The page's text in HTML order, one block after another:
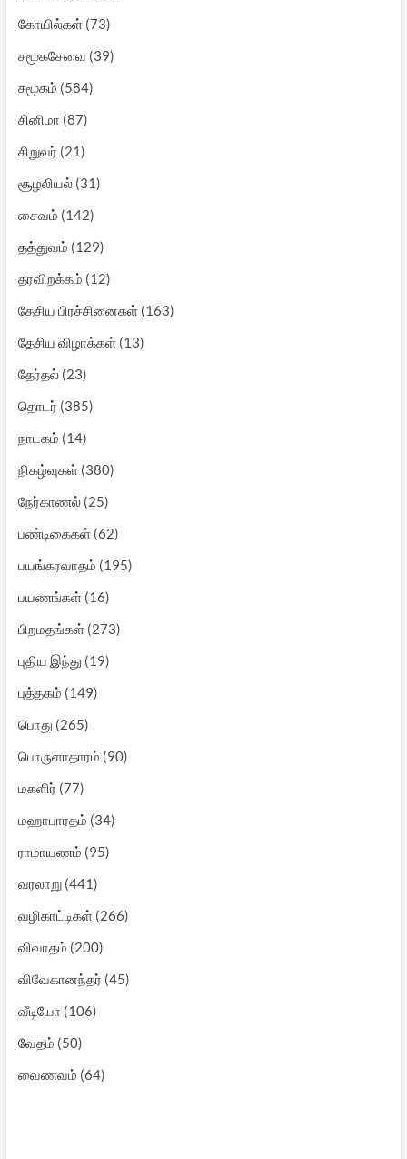
கோயில்கள்(73)
சமூகசேவை (39)
சமூகம் (584)
சினிமா (87)
சிறுவர் (21)
சூழலியல்(31)
சைவம் (142)
தத்துவம் (129)
தரவிறக்கம் (12)
தேசிய பிரச்சினைகள்(163)
தேசிய விழாக்கள்(13)
தேர்தல்(23)
தொடர் (385)
நாடகம் (14)
நிகழ்வுகள்(380)
நேர்காணல்(25)
பண்டிகைகள்(62)
பயங்கரவாதம் (195)
பயணங்கள்(16)
பிறமதங்கள்(273)
புதிய இந்து (19)
புத்தகம் (149)
பொது (265)
பொருளாதாரம் (90)
மகளிர் (77)
மஹாபாரதம் (34)
ராமாயணம் (95)
வரலாறு(441)
வழிகாட்டிகள்(266)
விவாதம் (200)
விவேகானந்தர் (45)
வீடியோ (106)
வேதம் (50)
வைணவம் (64)